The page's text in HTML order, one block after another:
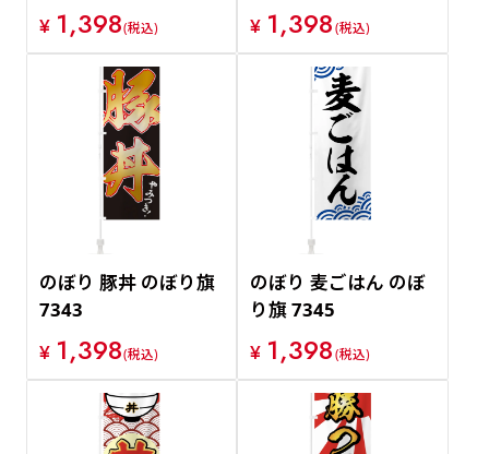
¥ 1,398(税込)
¥ 1,398(税込)
のぼり 豚丼 のぼり旗
7343
¥ 1,398(税込)
のぼり 麦ごはん のぼ
り旗 7345
¥ 1,398(税込)